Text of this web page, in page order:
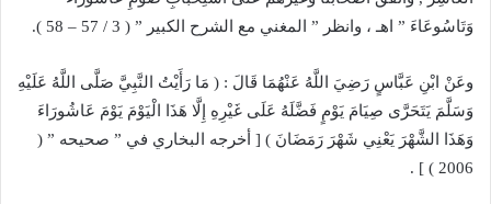
وَتَاسُوعَاءَ ” اهـ ، وانظر ” المغني مع الشرح الكبير ” ( 3 / 57 – 58 ).
وعَنْ ابْنِ عَبَّاسٍ رَضِيَ اللَّهُ عَنْهُمَا قَالَ : ( مَا رَأَيْتُ النَّبِيَّ صَلَّى اللَّهُ عَلَيْهِ
وَسَلَّمَ يَتَحَرَّى صِيَامَ يَوْمٍ فَضَّلَهُ عَلَى غَيْرِهِ إِلَّا هَذَا الْيَوْمَ يَوْمَ عَاشُورَاءَ
وَهَذَا الشَّهْرَ يَعْنِي شَهْرَ رَمَضَانَ ) [ أخرجه البخاري في ” صحيحه ” (
2006 ) ] .